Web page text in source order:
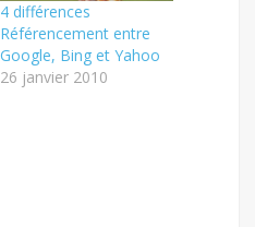
4 différences
Référencement entre
Google, Bing et Yahoo
26 janvier 2010